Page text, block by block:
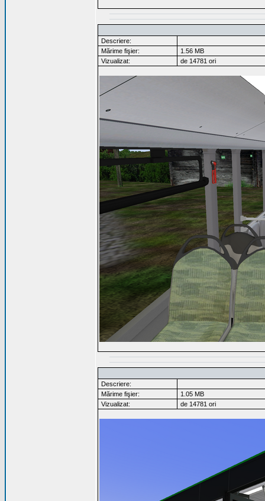
Descriere:
Mărime fişier:
1.56 MB
Vizualizat:
de 14781 ori
Descriere:
Mărime fişier:
1.05 MB
Vizualizat:
de 14781 ori